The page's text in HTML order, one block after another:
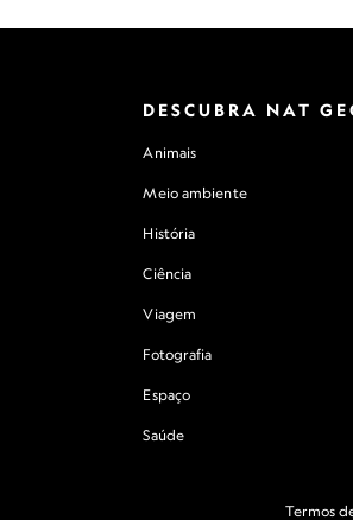
DESCUBRA NAT
Animais
Meio ambiente
História
Ciência
Viagem
Fotografia
Espaço
Saúde
Termos